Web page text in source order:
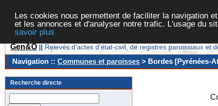
Les cookies nous permettent de faciliter la navigation
et les annonces et d'analyser notre trafic. L'usage du
savoir plus
Gen&O || Relevés d'actes d'état-civil, de registres paroissiaux et
Navigation :: Communes et paroisses > Bordes [Pyrénées-
Recherche directe